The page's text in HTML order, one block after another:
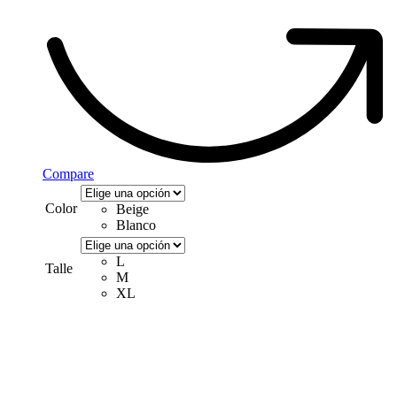
Compare
Color
Beige
Blanco
Talle
L
M
XL